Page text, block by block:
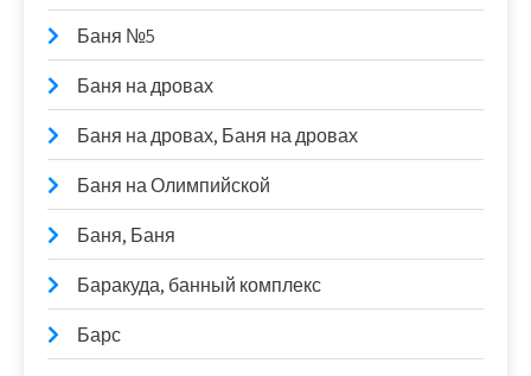
Баня №5
Баня на дровах
Баня на дровах, Баня на дровах
Баня на Олимпийской
Баня, Баня
Баракуда, банный комплекс
Барс